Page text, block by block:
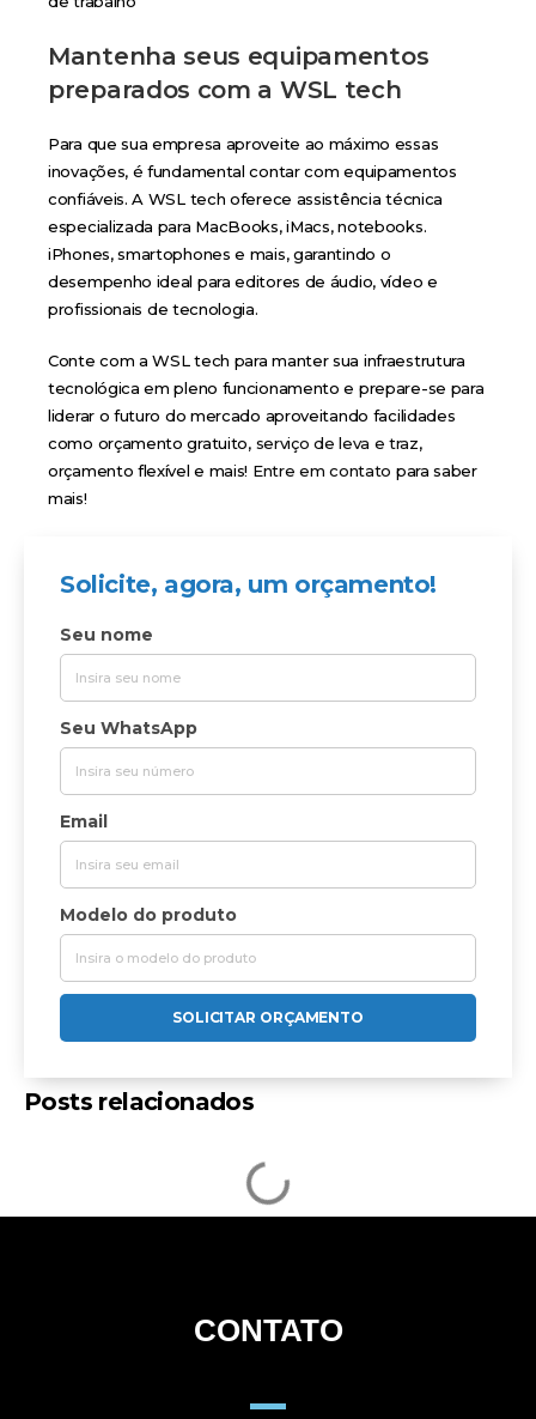
Mantenha seus equipamentos
preparados com a WSL tech
Para que sua empresa aproveite ao máximo essas
inovações, é fundamental contar com equipamentos
confiáveis. A WSL tech oferece assistência técnica
especializada para MacBooks, iMacs, notebooks.
iPhones, smartophones e mais, garantindo o
desempenho ideal para editores de áudio, vídeo e
profissionais de tecnologia.
Conte com a WSL tech para manter sua infraestrutura
tecnológica em pleno funcionamento e prepare-se para
liderar o futuro do mercado aproveitando facilidades
como orçamento gratuito, serviço de leva e traz,
orçamento flexível e mais! Entre em contato para saber
mais!
Solicite, agora, um orçamento!
Seu nome
Seu WhatsApp
Email
Modelo do produto
SOLICITAR ORÇAMENTO
Posts relacionados
CONTATO